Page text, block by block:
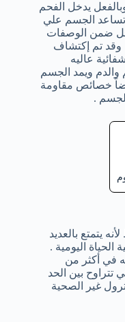
يدخل الفحم
الجسم علي
ضمن الوصفات
وقد تم إكتشاف
عاليه
ويمد الجسم
خصائص مقاومة
.
يتمتع بالعديد
الحياة اليومية .
في أكثر من
تتراوح بين الحد
غير الصحية